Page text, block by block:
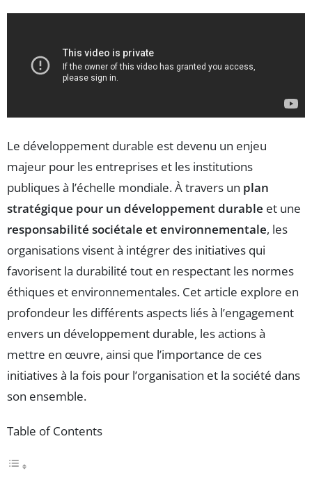
Le développement durable est devenu un enjeu
majeur pour les entreprises et les institutions
publiques à l’échelle mondiale. À travers un plan
stratégique pour un développement durable et une
responsabilité sociétale et environnementale, les
organisations visent à intégrer des initiatives qui
favorisent la durabilité tout en respectant les normes
éthiques et environnementales. Cet article explore en
profondeur les différents aspects liés à l’engagement
envers un développement durable, les actions à
mettre en œuvre, ainsi que l’importance de ces
initiatives à la fois pour l’organisation et la société dans
son ensemble.
Table of Contents